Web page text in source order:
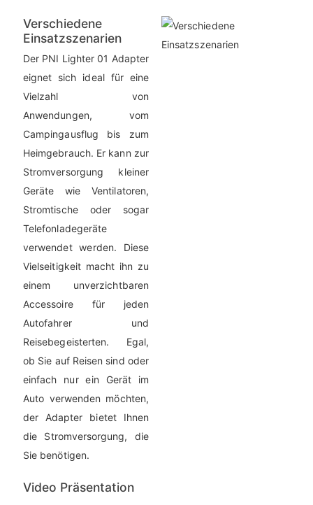
Verschiedene
Einsatzszenarien
Der PNI Lighter 01 Adapter
eignet sich ideal für eine
Vielzahl von
Anwendungen, vom
Campingausflug bis zum
Heimgebrauch. Er kann zur
Stromversorgung kleiner
Geräte wie Ventilatoren,
Stromtische oder sogar
Telefonladegeräte
verwendet werden. Diese
Vielseitigkeit macht ihn zu
einem unverzichtbaren
Accessoire für jeden
Autofahrer und
Reisebegeisterten. Egal,
ob Sie auf Reisen sind oder
einfach nur ein Gerät im
Auto verwenden möchten,
der Adapter bietet Ihnen
die Stromversorgung, die
Sie benötigen.
Video Präsentation